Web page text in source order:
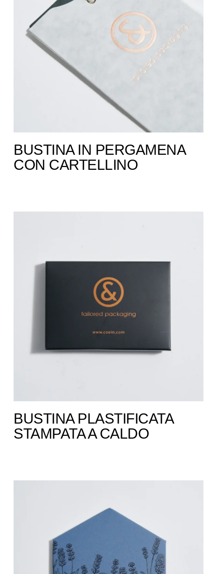
BUSTINA IN PERGAMENA
CON CARTELLINO ​
BUSTINA PLASTIFICATA
STAMPATA A CALDO